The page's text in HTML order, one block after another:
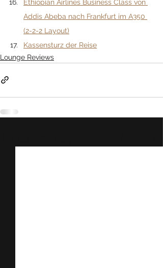
Ethiopian Airlines Business Class von
Addis Abeba nach Frankfurt im A350
(2-2-2 Layout)
Kassensturz der Reise
Lounge Reviews